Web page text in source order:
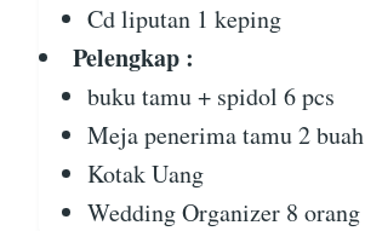
Cd liputan 1 keping
Pelengkap :
buku tamu + spidol 6 pcs
Meja penerima tamu 2 buah
Kotak Uang
Wedding Organizer 8 orang